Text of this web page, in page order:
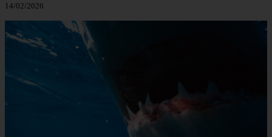
14/02/2026